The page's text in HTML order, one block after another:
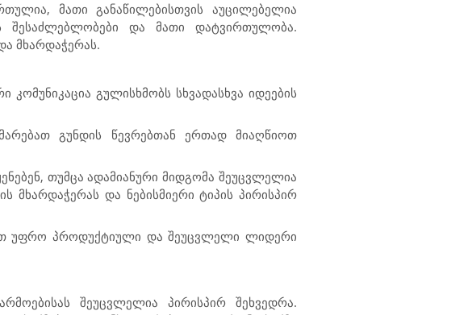
მათი განაწილებისთვის აუცილებელია
შესაძლებლობები და მათი დატვირთულობა.
მხარდაჭერას.
გულისხმობს სხვადასხვა იდეების
გუნდის წევრებთან ერთად მიაღწიოთ
თუმცა ადამიანური მიდგომა შეუცვლელია
მხარდაჭერას და ნებისმიერი ტიპის პირისპირ
უფრო პროდუქტიული და შეუცვლელი ლიდერი
შეუცვლელია პირისპირ შეხვედრა.